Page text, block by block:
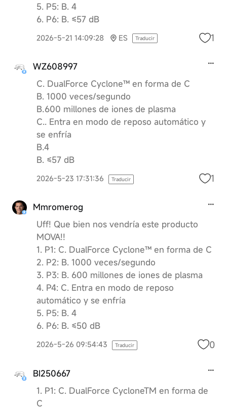
5. P5: B. 4
6. P6: B. ≤57 dB
2026-5-21 14:09:28 ES Traducir 1
WZ608997
C. DualForce Cyclone™ en forma de C
B. 1000 veces/segundo
B.600 millones de iones de plasma
C.. Entra en modo de reposo automático y
se enfría
B.4
B. ≤57 dB
2026-5-23 17:31:36 Traducir 1
Mmromerog
Uff! Que bien nos vendría este producto
MOVA!!
1. P1: C. DualForce Cyclone™ en forma de C
2. P2: B. 1000 veces/segundo
3. P3: B. 600 millones de iones de plasma
4. P4: C. Entra en modo de reposo
automático y se enfría
5. P5: B. 4
6. P6: B. ≤50 dB
2026-5-26 09:54:43 Traducir 0
BI250667
1. P1: C. DualForce CycloneTM en forma de
C